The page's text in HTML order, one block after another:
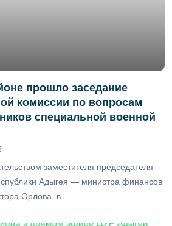
прошло заседание
комиссии по вопросам
специальной военной
заместителя председателя
Адыгея — министра финансов
Орлова, в